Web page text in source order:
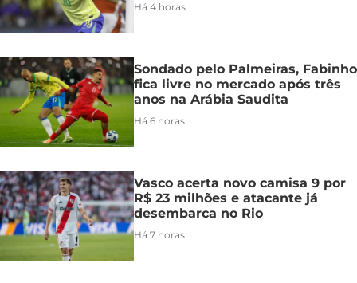
Há 4 horas
Sondado pelo Palmeiras, Fabinho
fica livre no mercado após três
anos na Arábia Saudita
Há 6 horas
Vasco acerta novo camisa 9 por
R$ 23 milhões e atacante já
desembarca no Rio
Há 7 horas